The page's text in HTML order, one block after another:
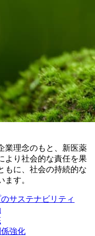
業理念のもと、新医薬
より社会的な責任を果
もに、社会の持続的な
す。
サステナビリティ
強化